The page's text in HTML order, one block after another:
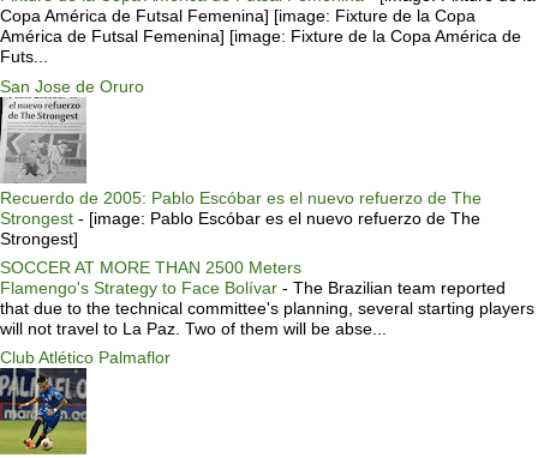
Copa América de Futsal Femenina] [image: Fixture de la Copa
América de Futsal Femenina] [image: Fixture de la Copa América de
Futs...
San Jose de Oruro
Recuerdo de 2005: Pablo Escóbar es el nuevo refuerzo de The
Strongest - [image: Pablo Escóbar es el nuevo refuerzo de The
Strongest]
SOCCER AT MORE THAN 2500 Meters
Flamengo's Strategy to Face Bolívar - The Brazilian team reported
that due to the technical committee's planning, several starting players
will not travel to La Paz. Two of them will be abse...
Club Atlético Palmaflor